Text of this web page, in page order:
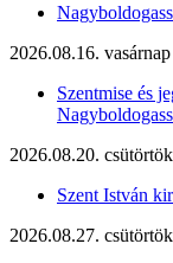
2026.08.16. vasárnap
Szentmise és
2026.08.20. csütörtök
Szent István
2026.08.27. csütörtök